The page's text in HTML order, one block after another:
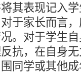
其表现记入
于家长而言
。对于学生
抗，在自身
同学或其他